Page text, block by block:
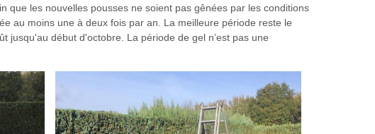
que les nouvelles pousses ne soient pas gênées par les conditions
au moins une à deux fois par an. La meilleure période reste le
jusqu'au début d'octobre. La période de gel n’est pas une